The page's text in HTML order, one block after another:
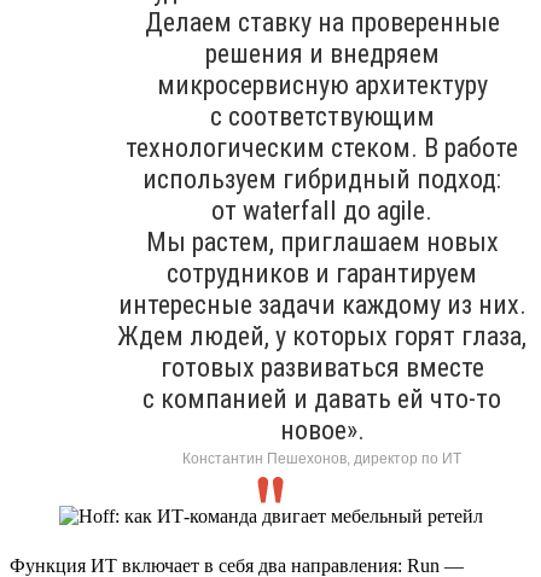
Делаем ставку на проверенные
решения и внедряем
микросервисную архитектуру
с соответствующим
технологическим стеком. В работе
используем гибридный подход:
от waterfall до agile.
Мы растем, приглашаем новых
сотрудников и гарантируем
интересные задачи каждому из них.
Ждем людей, у которых горят глаза,
готовых развиваться вместе
с компанией и давать ей что-то
новое».
Константин Пешехонов, директор по ИТ
Функция ИТ включает в себя два направления: Run —